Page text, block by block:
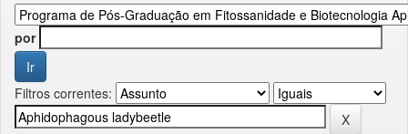
por
Filtros correntes: